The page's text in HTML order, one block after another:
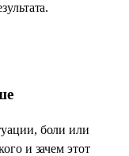
боли или
и зачем этот